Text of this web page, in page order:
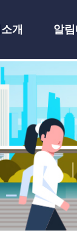
개 알